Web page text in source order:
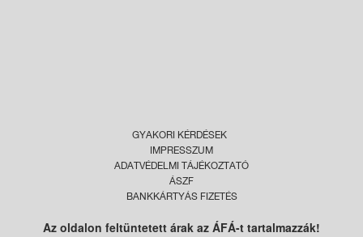
GYAKORI KÉRDÉSEK
IMPRESSZUM
ADATVÉDELMI TÁJÉKOZTATÓ
ÁSZF
BANKKÁRTYÁS FIZETÉS
Az oldalon feltüntetett árak az ÁFÁ-t tartalmazzák!